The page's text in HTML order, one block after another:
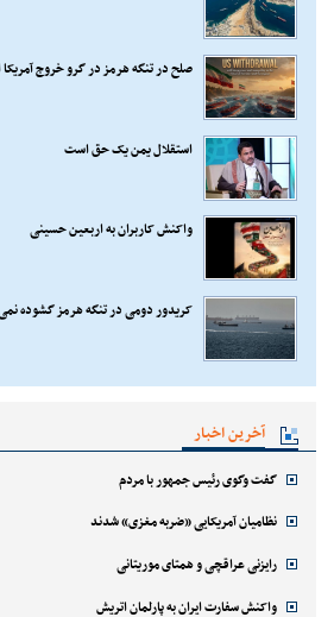
صلح در تنگه هرمز در گرو خروج آمریکا
استقلال یمن یک حق است
واکنش کاربران به اربعین حسینی
کریدور دومی در تنگه هرمز گشوده
آخرین اخبار
گفت وگوی رئیس جمهور با مردم
نظامیان آمریکایی «ضربه مغزی» شدند
رایزنی عراقچی و همتای موریتانی
واکنش سفارت ایران به پارلمان اتریش